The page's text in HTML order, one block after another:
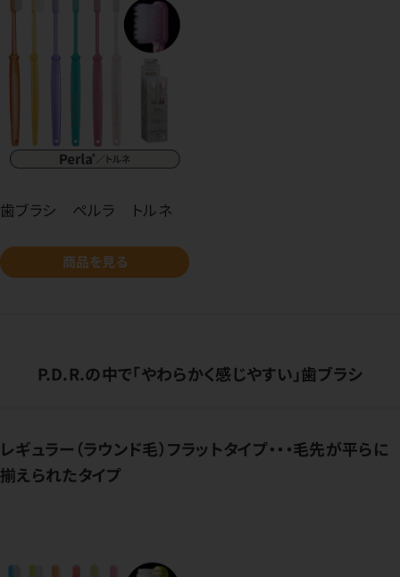
歯ブラシ ペルラ トルネ
商品を見る
P.D.R.の中で「やわらかく感じやすい」歯ブラシ
レギュラー（ラウンド毛）フラットタイプ・・・毛先が平らに
揃えられたタイプ